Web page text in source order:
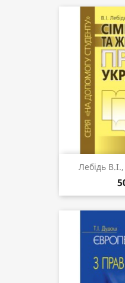
Лебідь